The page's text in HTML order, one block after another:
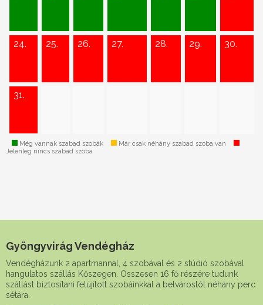
24. 25. 26. 27. 28. 29. 30.
31.
Még vannak szabad szobák
Már csak néhány szabad szoba van
Jelenleg nincs szabad szoba
Gyöngyvirág Vendégház
Vendégházunk 2 apartmannal, 4 szobával és 2 stúdió szobával
hangulatos szállás Kőszegen. Összesen 16 fő részére tudunk
szállást biztosítani felújított szobáinkkal a belvárostól néhány perc
sétára.